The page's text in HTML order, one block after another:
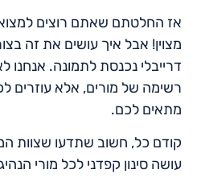
אז החלטתם שאתם רוצים
מצוין! אבל איך עושים את זה
דרייבלי נכנסת לתמונה.
רשימה של מורים, אלא עוזרים
מתאים לכם.
קודם כל, חשוב שתדעו שצוות
עושה סינון קפדני לכל מורי